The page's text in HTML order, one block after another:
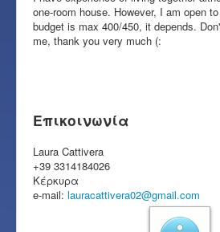
one-room house. However, I am open
budget is max 400/450, it depends.
me, thank you very much (:
Επικοινωνία
Laura Cattivera
+39 3314184026
Κέρκυρα
e-mail: lauracattivera02@gmail.com